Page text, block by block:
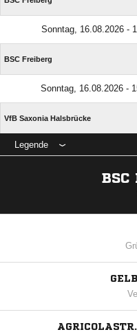
Sonntag, 16.08.2026 -
BSC Freiberg
Sonntag, 16.08.2026 -
VfB Saxonia Halsbrücke
Legende
BSC